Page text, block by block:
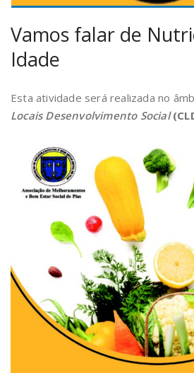
Vamos falar de
Idade
Esta atividade será realizada no
Locais Desenvolvimento Social